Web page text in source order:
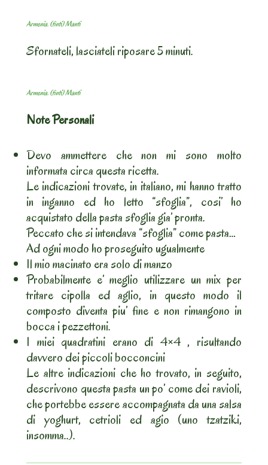
Armenia. (finti) Manti
Sfornateli, lasciateli riposare 5 minuti.
Armenia. (finti) Manti
Note Personali
Devo ammettere che non mi sono molto
informata circa questa ricetta.
Le indicazioni trovate, in italiano, mi hanno tratto
in inganno ed ho letto “sfoglia”, cosi’ ho
acquistato della pasta sfoglia gia’ pronta.
Peccato che si intendava “sfoglia” come pasta…
Ad ogni modo ho proseguito ugualmente
Il mio macinato era solo di manzo
Probabilmente e’ meglio utilizzare un mix per
tritare cipolla ed aglio, in questo modo il
composto diventa piu’ fine e non rimangono in
bocca i pezzettoni.
I miei quadratini erano di 4×4 , risultando
davvero dei piccoli bocconcini
Le altre indicazioni che ho trovato, in seguito,
descrivono questa pasta un po’ come dei ravioli,
che portebbe essere accompagnata da una salsa
di yoghurt, cetrioli ed agio (uno tzatziki,
insomma..).